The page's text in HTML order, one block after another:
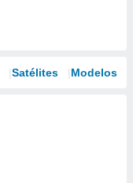
Satélites Modelos